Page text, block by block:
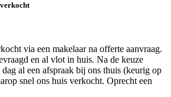
via een makelaar na offerte aanvraag.
en al vlot in huis. Na de keuze
al een afspraak bij ons thuis (keurig op
snel ons huis verkocht. Oprecht een